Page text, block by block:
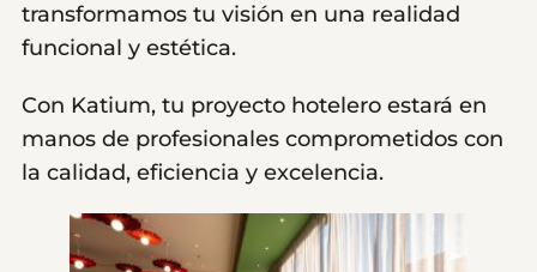
transformamos tu visión en una realidad
funcional y estética.
Con Katium, tu proyecto hotelero estará en
manos de profesionales comprometidos con
la calidad, eficiencia y excelencia.